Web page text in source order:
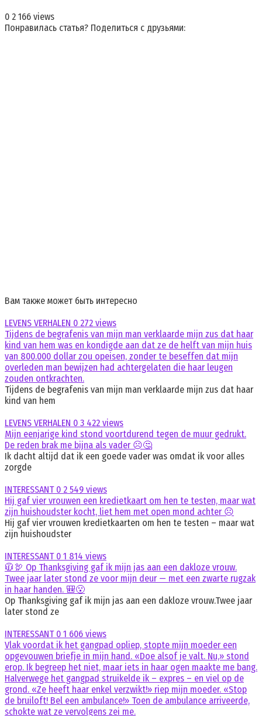
0 2 166 views
Понравилась статья? Поделиться с друзьями:
Вам также может быть интересно
LEVENS VERHALEN 0 272 views
Tijdens de begrafenis van mijn man verklaarde mijn zus dat haar
kind van hem was en kondigde aan dat ze de helft van mijn huis
van 800.000 dollar zou opeisen, zonder te beseffen dat mijn
overleden man bewijzen had achtergelaten die haar leugen
zouden ontkrachten.
Tijdens de begrafenis van mijn man verklaarde mijn zus dat haar
kind van hem
LEVENS VERHALEN 0 3 422 views
Mijn eenjarige kind stond voortdurend tegen de muur gedrukt.
De reden brak me bijna als vader ☹️🤔
Ik dacht altijd dat ik een goede vader was omdat ik voor alles
zorgde
INTERESSANT0 2 549 views
Hij gaf vier vrouwen een kredietkaart om hen te testen, maar wat
zijn huishoudster kocht, liet hem met open mond achter ☹️
Hij gaf vier vrouwen kredietkaarten om hen te testen – maar wat
zijn huishoudster
INTERESSANT0 1 814 views
🧥🦃 Op Thanksgiving gaf ik mijn jas aan een dakloze vrouw.
Twee jaar later stond ze voor mijn deur — met een zwarte rugzak
in haar handen. 🎒😮
Op Thanksgiving gaf ik mijn jas aan een dakloze vrouw.Twee jaar
later stond ze
INTERESSANT0 1 606 views
Vlak voordat ik het gangpad opliep, stopte mijn moeder een
opgevouwen briefje in mijn hand. «Doe alsof je valt. Nu,» stond
erop. Ik begreep het niet, maar iets in haar ogen maakte me bang.
Halverwege het gangpad struikelde ik – expres – en viel op de
grond. «Ze heeft haar enkel verzwikt!» riep mijn moeder. «Stop
de bruiloft! Bel een ambulance!» Toen de ambulance arriveerde,
schokte wat ze vervolgens zei me.